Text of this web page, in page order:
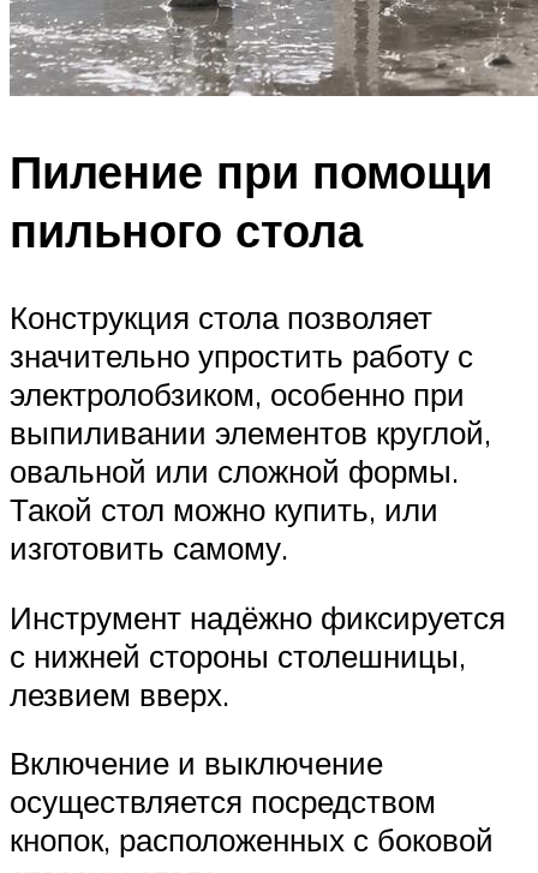
Пиление при помощи
пильного стола
Конструкция стола позволяет
значительно упростить работу с
электролобзиком, особенно при
выпиливании элементов круглой,
овальной или сложной формы.
Такой стол можно купить, или
изготовить самому.
Инструмент надёжно фиксируется
с нижней стороны столешницы,
лезвием вверх.
Включение и выключение
осуществляется посредством
кнопок, расположенных с боковой